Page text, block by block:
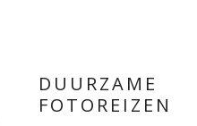
DUURZAME
FOTOREIZEN